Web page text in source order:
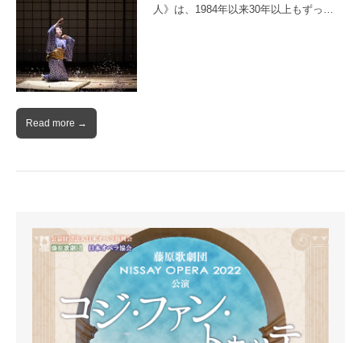
人》は、1984年以来30年以上もずっ…
Read more →